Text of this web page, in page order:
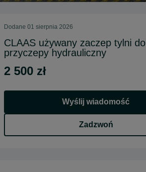
Dodane 01 sierpnia 2026
CLAAS używany zaczep tylni do
przyczepy hydrauliczny
2 500 zł
Wyślij wiadomość
Zadzwoń